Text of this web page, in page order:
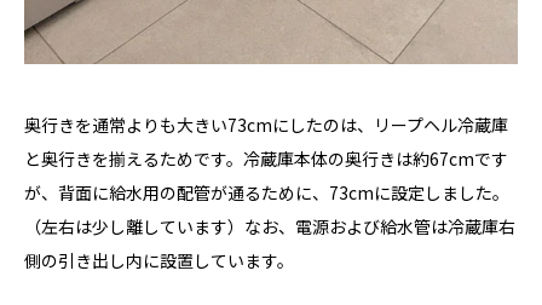
奥行きを通常よりも大きい73cmにしたのは、リープヘル冷蔵庫
と奥行きを揃えるためです。冷蔵庫本体の奥行きは約67cmです
が、背面に給水用の配管が通るために、73cmに設定しました。
（左右は少し離しています）なお、電源および給水管は冷蔵庫右
側の引き出し内に設置しています。